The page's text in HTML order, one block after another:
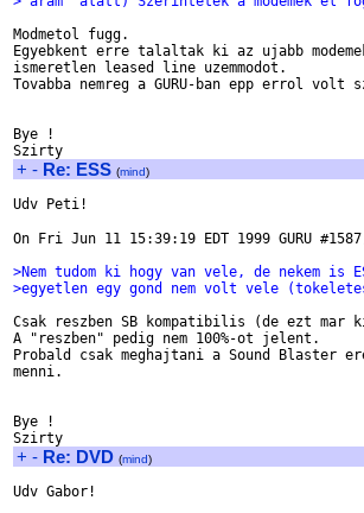
Modmetol fugg.
Egyebkent erre talaltak ki az ujabb
ismeretlen leased line uzemmodot.
Tovabba nemreg a GURU-ban epp errol volt
Bye !
+ - Re: ESS (mind)
Udv Peti!
On Fri Jun 11 15:39:19 EDT 1999 GURU
>Nem tudom ki hogy van vele, de nekem is
>egyetlen egy gond nem volt vele
Csak reszben SB kompatibilis (de ezt mar
A "reszben" pedig nem 100%-ot jelent.
Probald csak meghajtani a Sound Blaster
menni.
Bye !
+ - Re: DVD (mind)
Udv Gabor!